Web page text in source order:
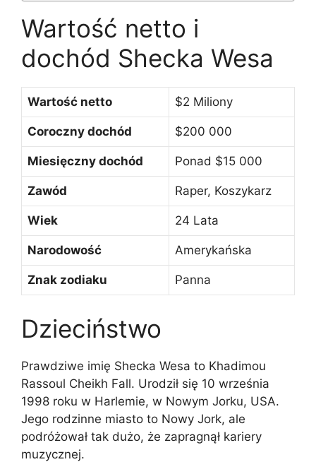
Wartość netto i
dochód Shecka Wesa
Wartość netto $2 Miliony
Coroczny dochód $200 000
Miesięczny dochód Ponad $15 000
Zawód Raper, Koszykarz
Wiek 24 Lata
Narodowość Amerykańska
Znak zodiaku Panna
Dzieciństwo
Prawdziwe imię Shecka Wesa to Khadimou
Rassoul Cheikh Fall. Urodził się 10 września
1998 roku w Harlemie, w Nowym Jorku, USA.
Jego rodzinne miasto to Nowy Jork, ale
podróżował tak dużo, że zapragnął kariery
muzycznej.